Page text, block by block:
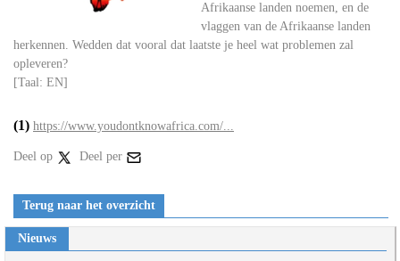
Afrikaanse landen noemen, en de
vlaggen van de Afrikaanse landen
herkennen. Wedden dat vooral dat laatste je heel wat problemen zal
opleveren?
[Taal: EN]
(1) https://www.youdontknowafrica.com/...
Deel op Deel per
Terug naar het overzicht
Nieuws